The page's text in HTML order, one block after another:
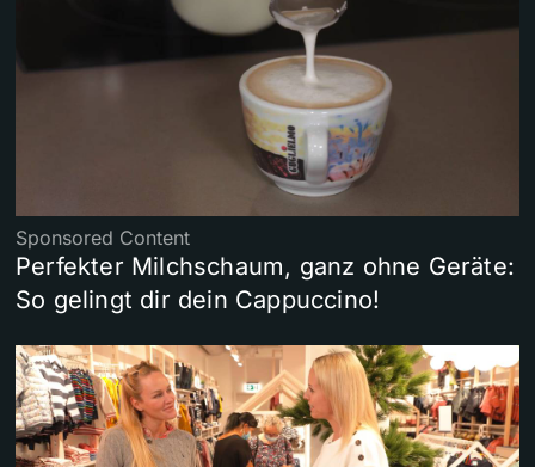
Sponsored Content
Perfekter Milchschaum, ganz ohne Geräte:
So gelingt dir dein Cappuccino!